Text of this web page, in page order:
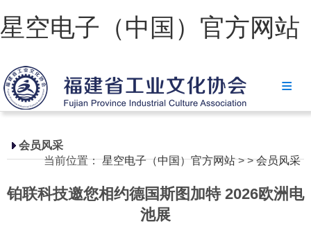
星空电子（中国）官方网站
星空电子（中国）官方网站
协会简介
星空电子（中国）官方网站
省级政策
会员风采
当前位置：星空电子（中国）官方网站>>会员风采
铂联科技邀您相约德国斯图加特 2026欧洲电
池展